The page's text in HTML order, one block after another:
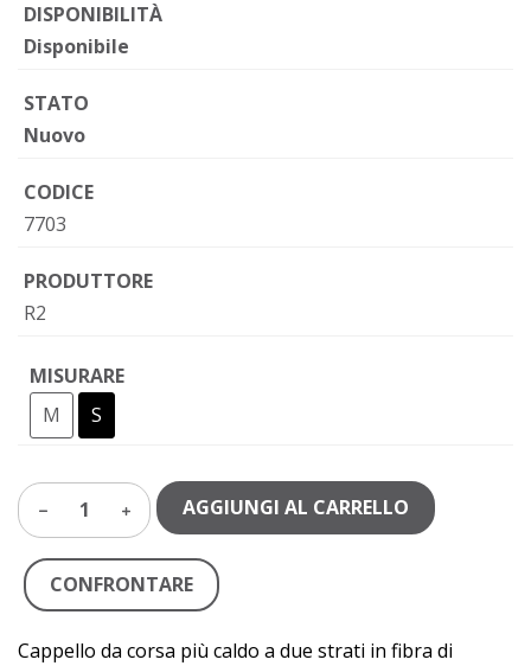
DISPONIBILITÀ
Disponibile
STATO
Nuovo
CODICE
7703
PRODUTTORE
R2
MISURARE
M
S
1 AGGIUNGI AL CARRELLO
CONFRONTARE
Cappello da corsa più caldo a due strati in fibra di